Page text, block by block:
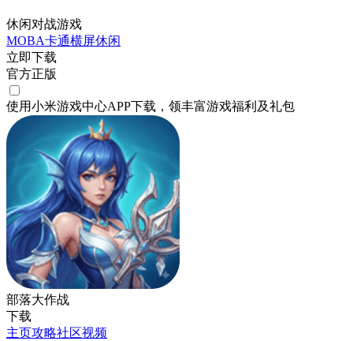
休闲对战游戏
MOBA卡通横屏休闲
立即下载
官方正版
使用小米游戏中心APP下载 ，领丰富游戏福利 及礼包
部落大作战
下载
主页攻略社区视频